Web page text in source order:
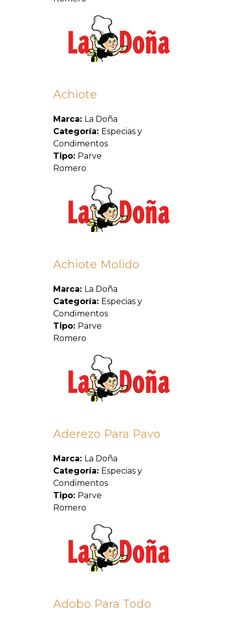
Achiote
Marca: La Doña
Categoría: Especias y
Condimentos
Tipo: Parve
Romero
Achiote Molido
Marca: La Doña
Categoría: Especias y
Condimentos
Tipo: Parve
Romero
Aderezo Para Pavo
Marca: La Doña
Categoría: Especias y
Condimentos
Tipo: Parve
Romero
Adobo Para Todo